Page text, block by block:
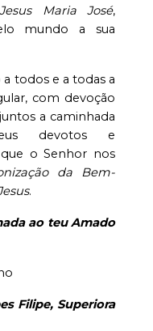
Maria José,
mundo a sua
todos e a todas a
com devoção
a caminhada
devotos e
o Senhor nos
da Bem-
.
ao teu Amado
Filipe, Superiora